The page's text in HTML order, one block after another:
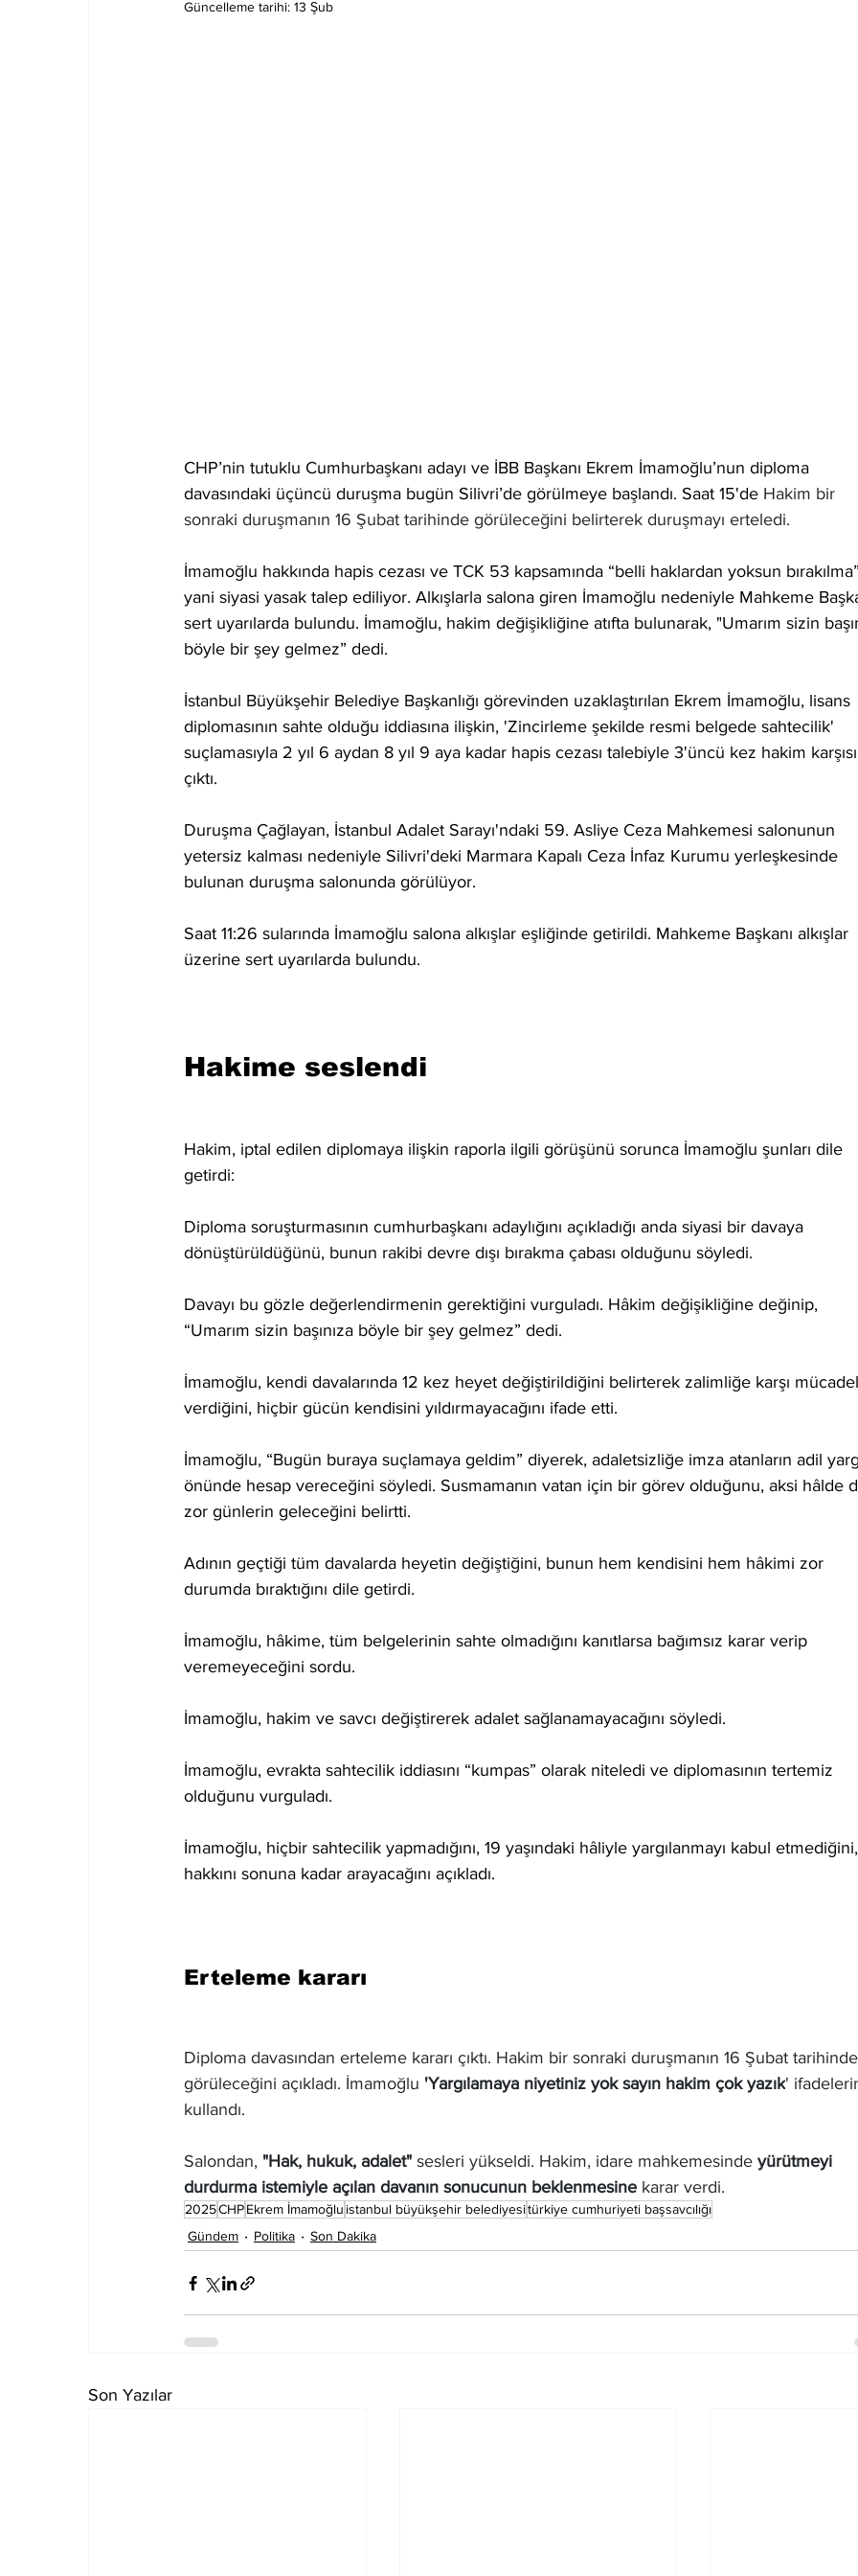
Güncelleme tarihi: 13 Şub
CHP’nin tutuklu Cumhurbaşkanı adayı ve İBB Başkanı Ekrem İmamoğlu’nun diploma
davasındaki üçüncü duruşma bugün Silivri’de görülmeye başlandı. Saat 15'de Hakim bir
sonraki duruşmanın 16 Şubat tarihinde görüleceğini belirterek duruşmayı erteledi.
İmamoğlu hakkında hapis cezası ve TCK 53 kapsamında “belli haklardan yoksun bırakılma”
yani siyasi yasak talep ediliyor. Alkışlarla salona giren İmamoğlu nedeniyle Mahkeme
sert uyarılarda bulundu. İmamoğlu, hakim değişikliğine atıfta bulunarak, "Umarım sizin
böyle bir şey gelmez” dedi.
İstanbul Büyükşehir Belediye Başkanlığı görevinden uzaklaştırılan Ekrem İmamoğlu, lisans
diplomasının sahte olduğu iddiasına ilişkin, 'Zincirleme şekilde resmi belgede sahtecilik'
suçlamasıyla 2 yıl 6 aydan 8 yıl 9 aya kadar hapis cezası talebiyle 3'üncü kez hakim
çıktı.
Duruşma Çağlayan, İstanbul Adalet Sarayı'ndaki 59. Asliye Ceza Mahkemesi salonunun
yetersiz kalması nedeniyle Silivri'deki Marmara Kapalı Ceza İnfaz Kurumu yerleşkesinde
bulunan duruşma salonunda görülüyor.
Saat 11:26 sularında İmamoğlu salona alkışlar eşliğinde getirildi. Mahkeme Başkanı alkışlar
üzerine sert uyarılarda bulundu.
Hakime seslendi
Hakim, iptal edilen diplomaya ilişkin raporla ilgili görüşünü sorunca İmamoğlu şunları dile
getirdi:
Diploma soruşturmasının cumhurbaşkanı adaylığını açıkladığı anda siyasi bir davaya
dönüştürüldüğünü, bunun rakibi devre dışı bırakma çabası olduğunu söyledi.
Davayı bu gözle değerlendirmenin gerektiğini vurguladı. Hâkim değişikliğine değinip,
“Umarım sizin başınıza böyle bir şey gelmez” dedi.
İmamoğlu, kendi davalarında 12 kez heyet değiştirildiğini belirterek zalimliğe karşı
verdiğini, hiçbir gücün kendisini yıldırmayacağını ifade etti.
İmamoğlu, “Bugün buraya suçlamaya geldim” diyerek, adaletsizliğe imza atanların adil
önünde hesap vereceğini söyledi. Susmamanın vatan için bir görev olduğunu, aksi hâlde
zor günlerin geleceğini belirtti.
Adının geçtiği tüm davalarda heyetin değiştiğini, bunun hem kendisini hem hâkimi zor
durumda bıraktığını dile getirdi.
İmamoğlu, hâkime, tüm belgelerinin sahte olmadığını kanıtlarsa bağımsız karar verip
veremeyeceğini sordu.
İmamoğlu, hakim ve savcı değiştirerek adalet sağlanamayacağını söyledi.
İmamoğlu, evrakta sahtecilik iddiasını “kumpas” olarak niteledi ve diplomasının tertemiz
olduğunu vurguladı.
İmamoğlu, hiçbir sahtecilik yapmadığını, 19 yaşındaki hâliyle yargılanmayı kabul etmediğini,
hakkını sonuna kadar arayacağını açıkladı.
Erteleme kararı
Diploma davasından erteleme kararı çıktı. Hakim bir sonraki duruşmanın 16 Şubat tarihinde
görüleceğini açıkladı. İmamoğlu 'Yargılamaya niyetiniz yok sayın hakim çok yazık'
kullandı.
Salondan, "Hak, hukuk, adalet" sesleri yükseldi. Hakim, idare mahkemesinde yürütmeyi
durdurma istemiyle açılan davanın sonucunun beklenmesine karar verdi.
2025CHPEkrem İmamoğlu istanbul büyükşehir belediyesitürkiye cumhuriyeti başsavcılığı
Gündem
Politika Son Dakika
Son Yazılar